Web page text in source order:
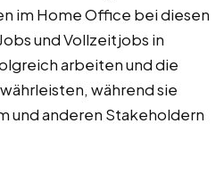
im Home Office bei diesen
und Vollzeitjobs in
arbeiten und die
während sie
und anderen Stakeholdern